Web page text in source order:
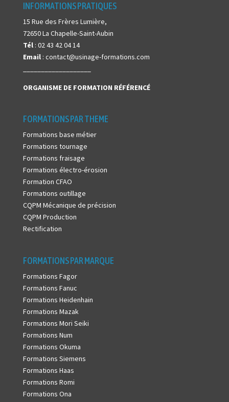
INFORMATIONS PRATIQUES
15 Rue des Frères Lumière,
72650 La Chapelle-Saint-Aubin
Tél: 02 43 42 04 14
Email: contact@usinage-formations.com
ORGANISME DE FORMATION RÉFÉRENCÉ
FORMATIONS PAR THEME
Formations base métier
Formations tournage
Formations fraisage
Formations électro-érosion
Formation CFAO
Formations outillage
CQPM Mécanique de précision
CQPM Production
Rectification
FORMATIONS PAR MARQUE
Formations Fagor
Formations Fanuc
Formations Heidenhain
Formations Mazak
Formations Mori Seiki
Formations Num
Formations Okuma
Formations Siemens
Formations Haas
Formations Romi
Formations Ona